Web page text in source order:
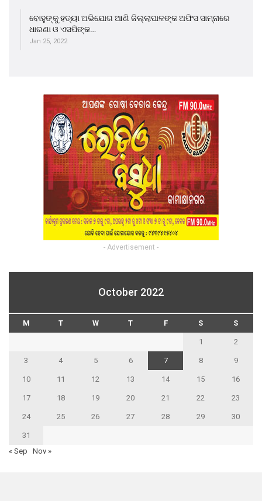
ବୋହୁଙ୍କୁ ହତ୍ୟା ଅଭିଯୋଗ ଆଣି ଜିଲ୍ଲାପାଳଙ୍କ ଅଫିସ ସାମ୍ନାରେ
ଧାରଣା ଓ ଏସପିଙ୍କ…
Jan 25, 2022
- Advertisement -
October 2022
M T W T F S S
1 2
3 4 5 6 7 8 9
10 11 12 13 14 15 16
17 18 19 20 21 22 23
24 25 26 27 28 29 30
31
« Sep
Nov »